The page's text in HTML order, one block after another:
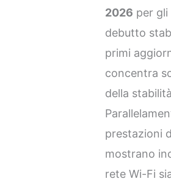
2026 per
debutto
primi
concentra
della
prestazioni
mostrano
rete Wi-Fi